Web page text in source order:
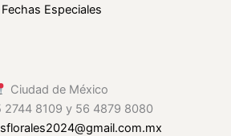
Fechas Especiales
Ciudad de México
2744 8109 y 56 4879 8080
@gmail.com.mx